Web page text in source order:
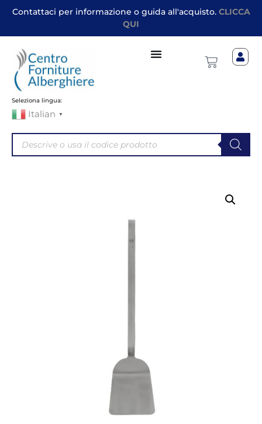
Contattaci per informazione o guida all'acquisto. CLICCA
QUI
Seleziona lingua:
Italian ▼